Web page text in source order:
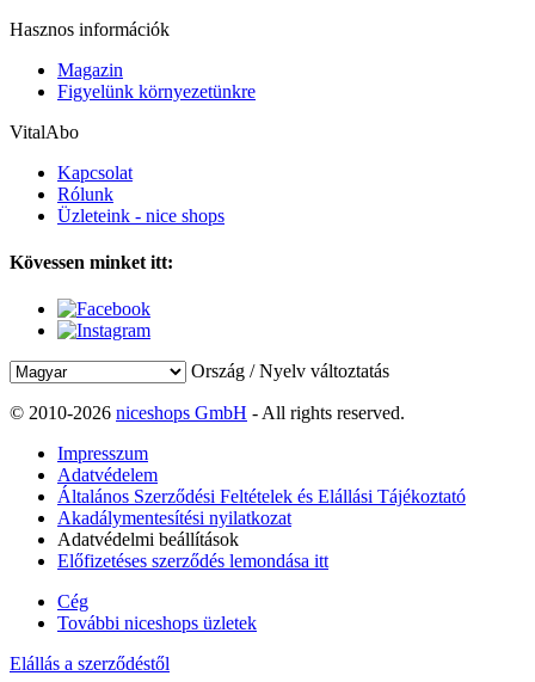
Hasznos információk
Magazin
Figyelünk környezetünkre
VitalAbo
Kapcsolat
Rólunk
Üzleteink - nice shops
Kövessen minket itt:
Ország / Nyelv változtatás
© 2010-2026 niceshops GmbH - All rights reserved.
Impresszum
Adatvédelem
Általános Szerződési Feltételek és Elállási Tájékoztató
Akadálymentesítési nyilatkozat
Adatvédelmi beállítások
Előfizetéses szerződés lemondása itt
Cég
További niceshops üzletek
Elállás a szerződéstől